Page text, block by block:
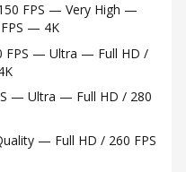
FPS — Very High —
— 4K
FPS — Ultra — Full HD /
— Ultra — Full HD / 280
— Full HD / 260 FPS